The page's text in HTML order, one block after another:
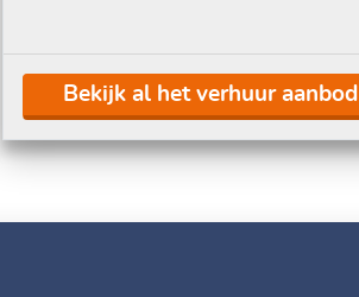
Bekijk al het verhuur aanbod